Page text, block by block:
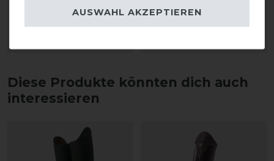
Diese Produkte könnten dich auch
interessieren
AUSWAHL AKZEPTIEREN